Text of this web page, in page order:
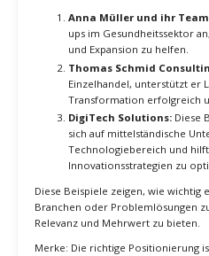
Eine klare Positionierung
auf eine spezifische Zielgruppe
maßgeschneiderte
Dies steigert die Relevanz für
den Verkaufsprozess.
zu erzielen, da die Kunden den
Suchst du nach konkreten
Anna Müller und ihr
ups im Gesundheitssektor